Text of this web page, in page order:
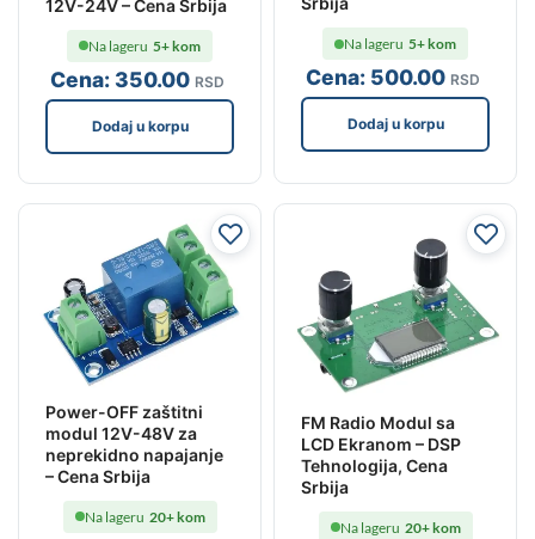
12V-24V – Cena Srbija
Cena:350.00 RSD
Na lageru 5+ kom
Dodaj u korpu
Cena: 500.00 RSD
Na lageru 5+ kom
Dodaj u korpu
Power-OFF zaštitni
modul 12V-48V za
neprekidno napajanje
– Cena Srbija
Na lageru 20+ kom
FM Radio Modul sa
LCD Ekranom – DSP
Tehnologija, Cena
Srbija
Na lageru 20+ kom